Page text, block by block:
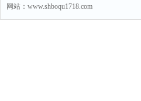
网站：www.shboqu1718.com